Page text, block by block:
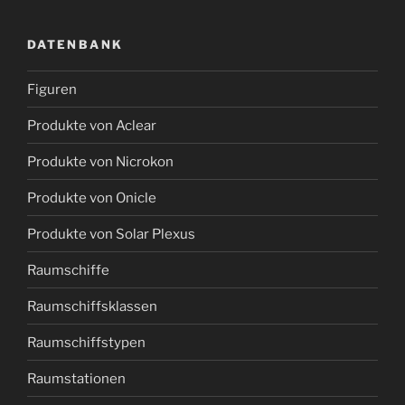
DATENBANK
Figuren
Produkte von Aclear
Produkte von Nicrokon
Produkte von Onicle
Produkte von Solar Plexus
Raumschiffe
Raumschiffsklassen
Raumschiffstypen
Raumstationen